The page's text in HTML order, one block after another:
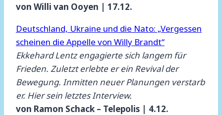
von Willi van Ooyen | 17.12.
Deutschland, Ukraine und die Nato: „Vergessen
scheinen die Appelle von Willy Brandt“
Ekkehard Lentz engagierte sich langem für
Frieden. Zuletzt erlebte er ein Revival der
Bewegung. Inmitten neuer Planungen verstarb
er. Hier sein letztes Interview.
von Ramon Schack – Telepolis | 4.12.